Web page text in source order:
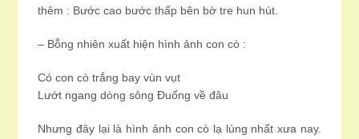
thêm : Bước cao bước thấp bên bờ tre hun hút.
– Bỗng nhiên xuất hiện hình ảnh con cò :
Có con cò trắng bay vùn vụt
Lướt ngang dòng sông Đuống về đâu
Nhưng đây lại là hình ảnh con cò lạ lùng nhất xưa nay.